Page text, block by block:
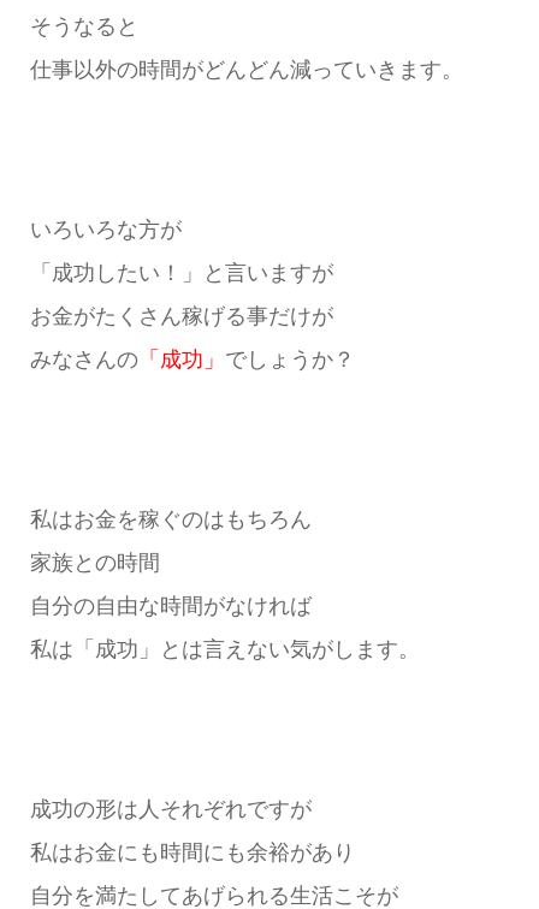
そうなると
仕事以外の時間がどんどん減っていきます。
いろいろな方が
「成功したい！」と言いますが
お金がたくさん稼げる事だけが
みなさんの「成功」 でしょうか？
私はお金を稼ぐのはもちろん
家族との時間
自分の自由な時間がなければ
私は「成功」とは言えない気がします。
成功の形は人それぞれですが
私はお金にも時間にも余裕があり
自分を満たしてあげられる生活こそが